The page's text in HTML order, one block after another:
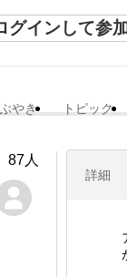
グインして参
やき トピック
詳細
87人